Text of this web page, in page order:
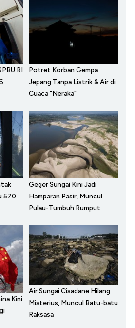
RI
Potret Korban Gempa
Jepang Tanpa Listrik & Air di
Cuaca "Neraka"
570
Geger Sungai Kini Jadi
Hamparan Pasir, Muncul
Pulau-Tumbuh Rumput
Kini
Air Sungai Cisadane Hilang
Misterius, Muncul Batu-batu
Raksasa